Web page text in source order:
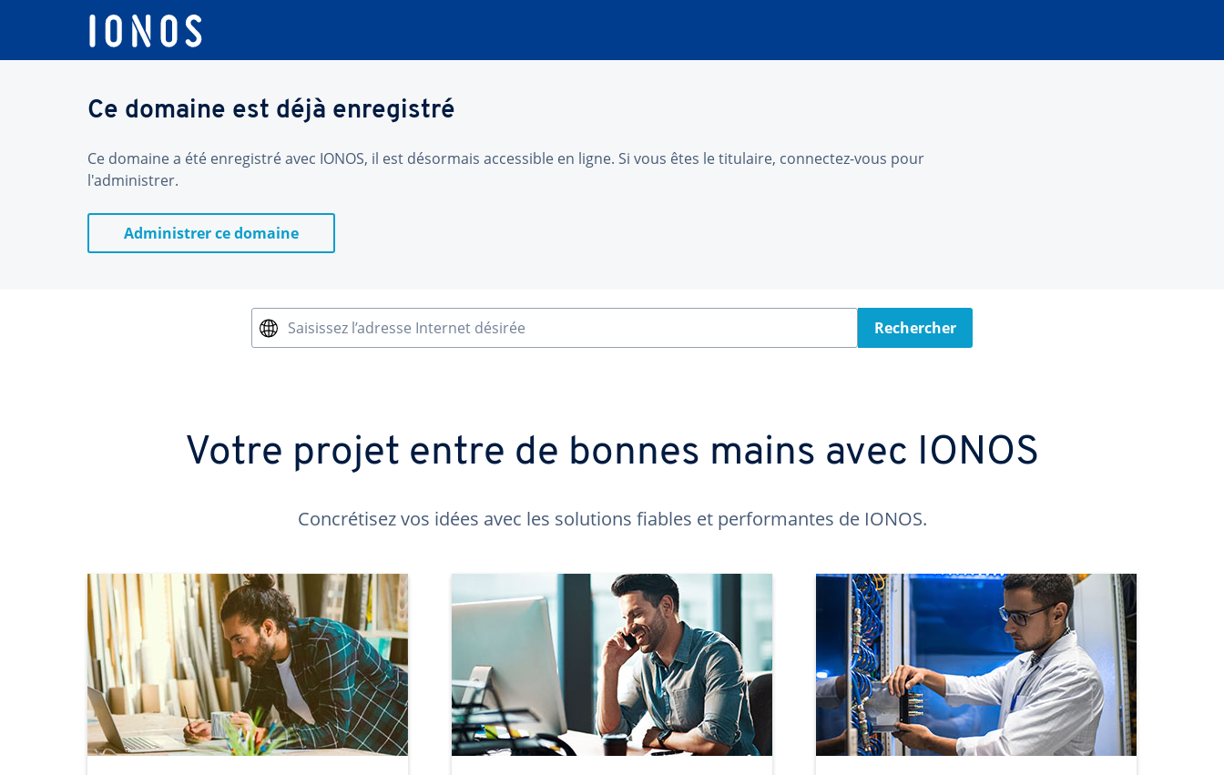
Ce domaine est déjà enregistré
Ce domaine a été enregistré avec IONOS, il est désormais accessible en ligne. Si vous êtes le titulaire, connectez-vous pour
l'administrer.
Administrer ce domaine
Saisissez l’adresse Internet désirée Rechercher
Votre projet entre de bonnes mains avec IONOS
Concrétisez vos idées avec les solutions fiables et performantes de IONOS.